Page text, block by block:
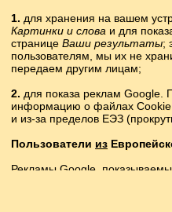
1. для хранения на вашем
Картинки и слова и для
странице Ваши результаты;
пользователям, мы их не
передаем другим лицам;
2. для показа реклам Google.
информацию о файлах Cookie
и из-за пределов ЕЭЗ
Пользователи из
Рекламы Google,
файлы cookie не
но служат для ограничения